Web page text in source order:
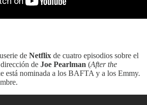
de Netflix de cuatro episodios sobre el
de Joe Pearlman (After the
está nominada a los BAFTA y a los Emmy.